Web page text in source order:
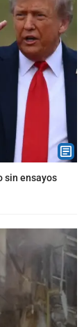
sin ensayos